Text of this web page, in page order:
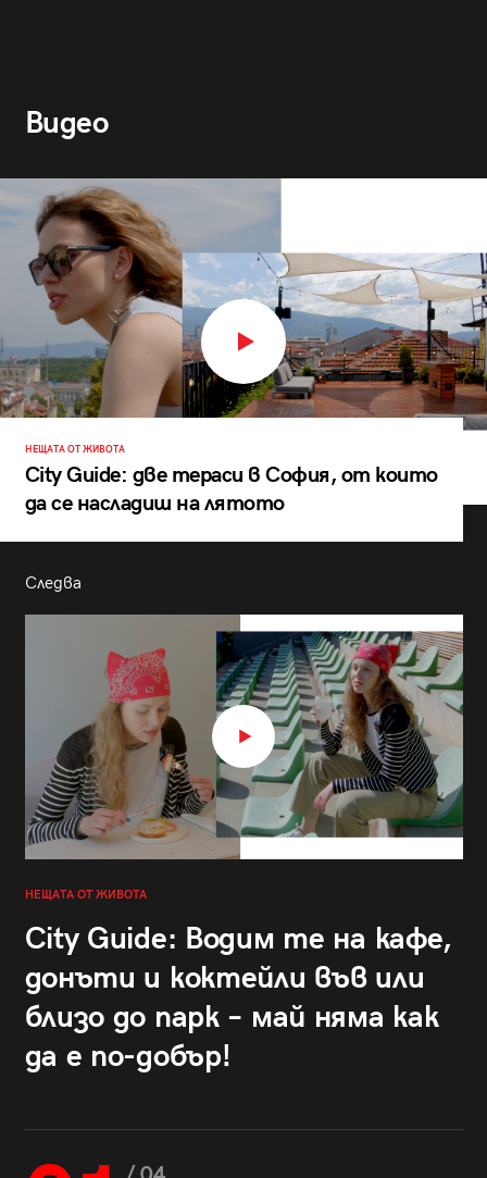
Видео
НЕЩАТА ОТ ЖИВОТА
City Guide: две тераси в София, от които
да се насладиш на лятото
Следва
НЕЩАТА ОТ ЖИВОТА
City Guide: Водим те на кафе,
донъти и коктейли във или
близо до парк – май няма как
да е по-добър!